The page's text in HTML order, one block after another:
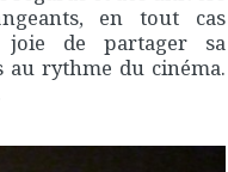
en tout cas
joie de partager sa
au rythme du cinéma.